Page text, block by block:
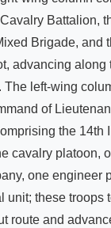
Battalion,
Brigade, and
advancing along
The left-wing
of
the 14th
cavalry platoon,
one engineer
unit; these troops
route and